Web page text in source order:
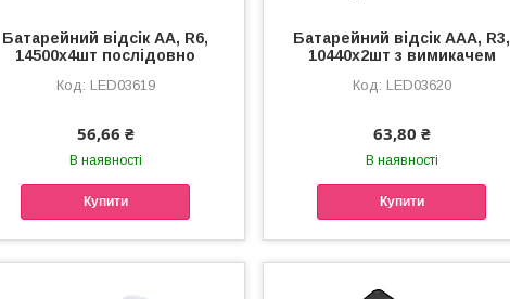
Батарейний відсік АА, R6,
14500х4шт послідовно
LED03619
56,66 ₴
В наявності
Купити
Батарейний відсік ААА, R3,
10440x2шт з вимикачем
LED03620
63,80 ₴
В наявності
Купити